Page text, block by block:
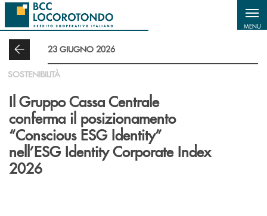
Salta al contenuto principale
MENU
23 GIUGNO 2026
SOSTENIBILITÀ
Il Gruppo Cassa Centrale
conferma il posizionamento
“Conscious ESG Identity”
nell’ESG Identity Corporate Index
2026